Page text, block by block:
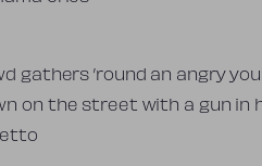
gathers ’round an angry
on the street with a gun in